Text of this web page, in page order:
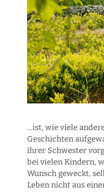
...ist, wie viele
Geschichten
ihrer Schwester
bei vielen Kindern,
Wunsch geweckt,
Leben nicht aus